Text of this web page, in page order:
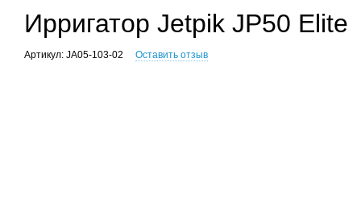
Ирригатор Jetpik JP50 Elite
Артикул: JA05-103-02 Оставить отзыв